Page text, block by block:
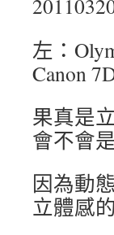
左
Canon
果真是
會不會
因為動
立體感